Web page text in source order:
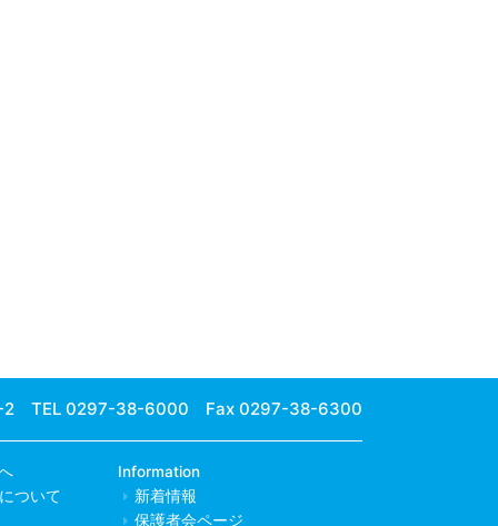
2 TEL 0297-38-6000 Fax 0297-38-6300
ついて
Information
新着情報
保護者会ページ